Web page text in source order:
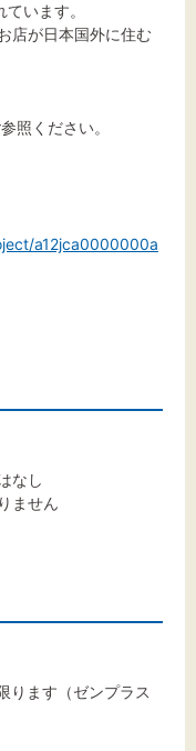
います。
店が日本国外に住む
照ください。
a12jca0000000a
なし
ません
ます（ゼンプラス